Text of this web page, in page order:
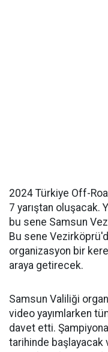
2024 Türkiye Off-
7 yarıştan oluşacak.
bu sene Samsun
Bu sene
organizasyon bir
araya getirecek.
Samsun Valiliği
video yayımlarken
davet etti.
tarihinde başlayacak